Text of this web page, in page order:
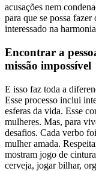
acusações nem
para que se possa
interessado na
Encontrar a
missão impossível
E isso faz toda a
Esse processo inclui
esferas da vida. Esse
mulheres. Mas, para
desafios. Cada verbo
mulher amada.
mostram jogo de
cerveja, jogar bilhar,